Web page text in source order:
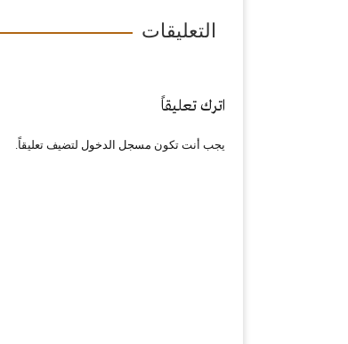
التعليقات
اترك تعليقاً
يجب أنت تكون مسجل الدخول لتضيف تعليقاً.